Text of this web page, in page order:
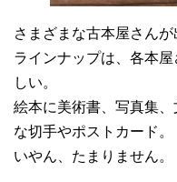
さまざまな古本屋さんが
ラインナップは、各本
しい。
絵本に美術書、写真集
な切手やポストカード。
いやん、たまりません。